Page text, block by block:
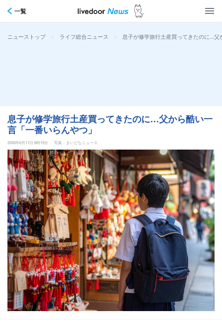
一覧
ニューストップ > ライフ総合ニュース > 息子が修学旅行土産買ってきたのに…父
息子が修学旅行土産買ってきたのに…父から酷い一
言「一番いらんやつ」
2026年6月11日 6時15分 写真：まいどなニュース